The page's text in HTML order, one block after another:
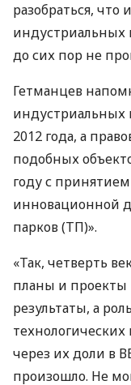
разобраться,
индустриальных
до сих пор не
Гетманцев
индустриальных
2012 года, а
подобных
году с
инновационной
парков (ТП)».
«Так, четверть
планы и проекты
результаты, а
через их доли в
произошло. Не